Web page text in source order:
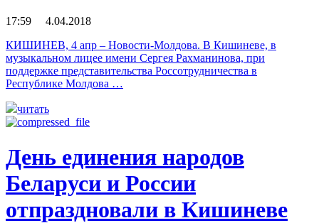
17:59 4.04.2018
КИШИНЕВ, 4 апр – Новости-Молдова. В Кишиневе, в
музыкальном лицее имени Сергея Рахманинова, при
поддержке представительства Россотрудничества в
Республике Молдова …
читать
День единения народов
Беларуси и России
отпраздновали в Кишиневе